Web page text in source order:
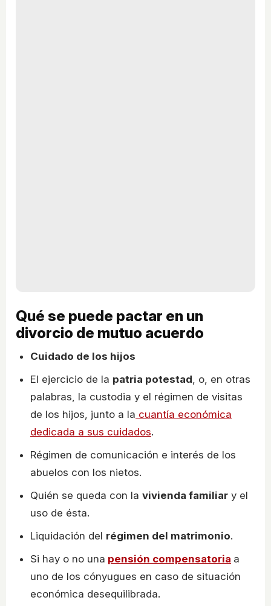
Qué se puede pactar en un
divorcio de mutuo acuerdo
Cuidado de los hijos
El ejercicio de la patria potestad , o, en otras
palabras, la custodia y el régimen de visitas
de los hijos, junto a la cuantía económica
dedicada a sus cuidados.
Régimen de comunicación e interés de los
abuelos con los nietos.
Quién se queda con la vivienda familiar y el
uso de ésta.
Liquidación del régimen del matrimonio.
Si hay o no una pensión compensatoria a
uno de los cónyugues en caso de situación
económica desequilibrada.